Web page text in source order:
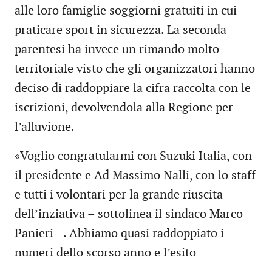
alle loro famiglie soggiorni gratuiti in cui
praticare sport in sicurezza. La seconda
parentesi ha invece un rimando molto
territoriale visto che gli organizzatori hanno
deciso di raddoppiare la cifra raccolta con le
iscrizioni, devolvendola alla Regione per
l’alluvione.
«Voglio congratularmi con Suzuki Italia, con
il presidente e Ad Massimo Nalli, con lo staff
e tutti i volontari per la grande riuscita
dell’inziativa – sottolinea il sindaco Marco
Panieri –. Abbiamo quasi raddoppiato i